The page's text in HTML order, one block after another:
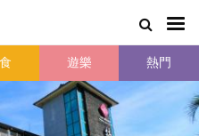
遊樂 熱門